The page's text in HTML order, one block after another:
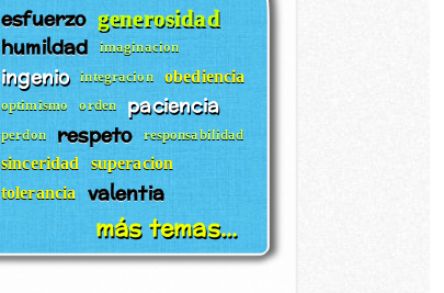
esfuerzo generosidad
humildad imaginacion
ingenio integracion obediencia
optimismo orden paciencia
perdon respeto responsabilidad
sinceridad
superacion
tolerancia
valentia
más temas...